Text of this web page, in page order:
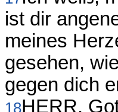
ist dir
meines
gesehen,
gegen dich
18HERR,